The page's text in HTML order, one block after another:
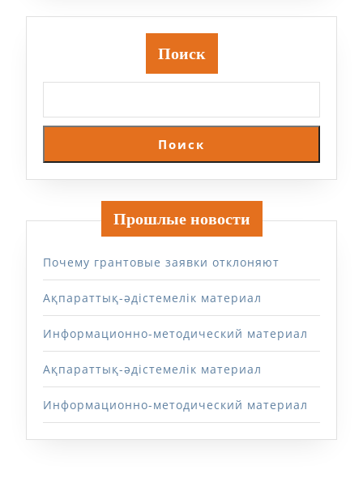
Поиск
Поиск
Прошлые новости
Почему грантовые заявки отклоняют
Ақпараттық-әдістемелік материал
Информационно-методический материал
Ақпараттық-әдістемелік материал
Информационно-методический материал